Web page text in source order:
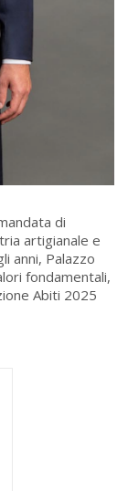
di
artigianale e
anni, Palazzo
fondamentali,
Abiti 2025